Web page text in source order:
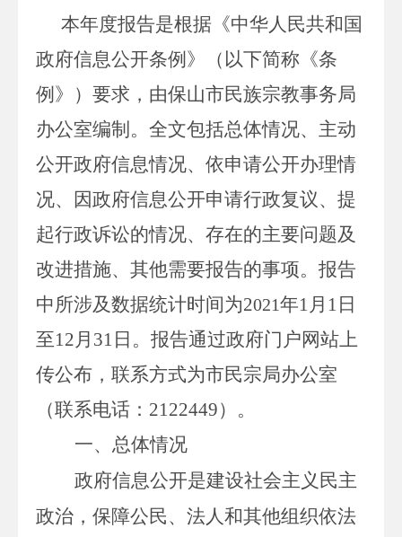
本年度报告是根据《中华人民共和国
政府信息公开条例》（以下简称《条
例》）要求，由保山市民族宗教事务局
办公室编制。全文包括总体情况、主动
公开政府信息情况、依申请公开办理情
况、因政府信息公开申请行政复议、提
起行政诉讼的情况、存在的主要问题及
改进措施、 其他需要报告的事项。报告
中所涉及数据统计时间为2021年1月 1 日
至12月 31 日。报告通过政府门户网站上
传公布，联系方式为市民宗局办公室
（联系电话： 2122449）。
一、 总体情况
政府信息公开是建设社会主义民主
政治，保障公民、法人和其他组织依法